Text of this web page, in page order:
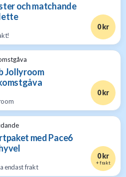
och matchande
0 kr
Jollyroom
0 kr
med Pace6
endast frakt
0 kr
+ frakt